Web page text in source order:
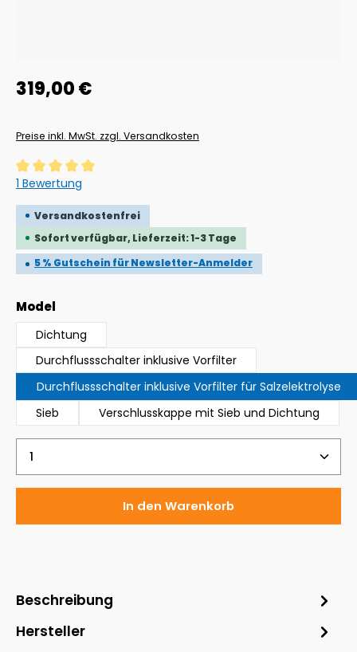
Regulärer Preis:
319,00 €
Preise inkl. MwSt. zzgl. Versandkosten
Durchschnittliche Bewertung von 5 von 5 Sternen
1 Bewertung
Versandkostenfrei
Sofort verfügbar, Lieferzeit: 1-3 Tage
5 % Gutschein für Newsletter-Anmelder
Model
Dichtung
Durchflussschalter inklusive Vorfilter
Durchflussschalter inklusive Vorfilter für Salzelektrolyse
Sieb
Verschlusskappe mit Sieb und Dichtung
Produkt Anzahl: Gib den gewünschten Wert
In den Warenkorb
Beschreibung
Hersteller